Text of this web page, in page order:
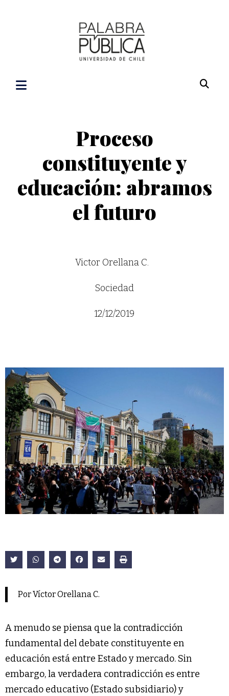
Proceso
constituyente y
educación: abramos
el futuro
Victor Orellana C.
Sociedad
12/12/2019
Por Víctor Orellana C.
A menudo se piensa que la contradicción
fundamental del debate constituyente en
educación está entre Estado y mercado. Sin
embargo, la verdadera contradicción es entre
mercado educativo (Estado subsidiario) y